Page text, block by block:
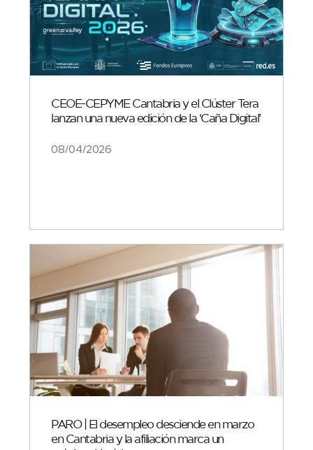
CEOE-CEPYME Cantabria y el Clúster Tera
lanzan una nueva edición de la ‘Caña Digital’
08/04/2026
PARO | El desempleo desciende en marzo
en Cantabria y la afiliación marca un